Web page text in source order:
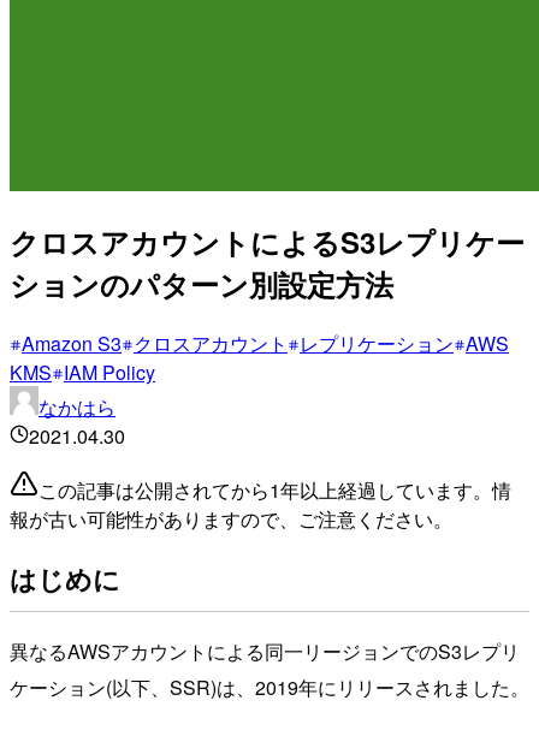
クロスアカウントによるS3レプリケー
ションのパターン別設定方法
Amazon S3 クロスアカウント レプリケーション AWS
KMS IAM Policy
なかはら
2021.04.30
この記事は公開されてから1年以上経過しています。情
報が古い可能性がありますので、ご注意ください。
はじめに
異なるAWSアカウントによる同一リージョンでのS3レプリ
ケーション(以下、SSR)は、2019年にリリースされました。